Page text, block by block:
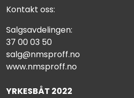
Kontakt oss:
Salgsavdelingen:
37 00 03 50
salg@nmsproff.no
www.nmsproff.no
YRKESBÅT 2022